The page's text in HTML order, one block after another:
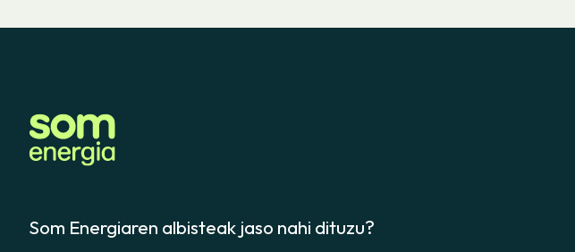
Som Energiaren albisteak jaso nahi dituzu?